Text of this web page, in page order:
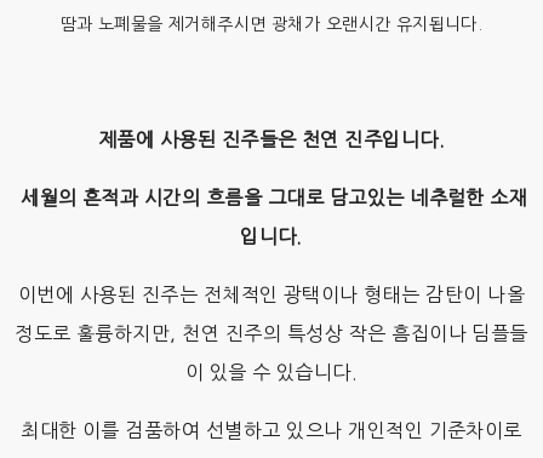
땀과 노폐물을 제거해주시면 광채가 오랜시간 유지됩니다.
제품에 사용된 진주들은 천연 진주입니다.
세월의 흔적과 시간의 흐름을 그대로 담고있는 네추럴한 소재
입니다.
이번에 사용된 진주는 전체적인 광택이나 형태는 감탄이 나올
정도로 훌륭하지만, 천연 진주의 특성상 작은 흠집이나 딤플들
이 있을 수 있습니다.
최대한 이를 검품하여 선별하고 있으나 개인적인 기준차이로